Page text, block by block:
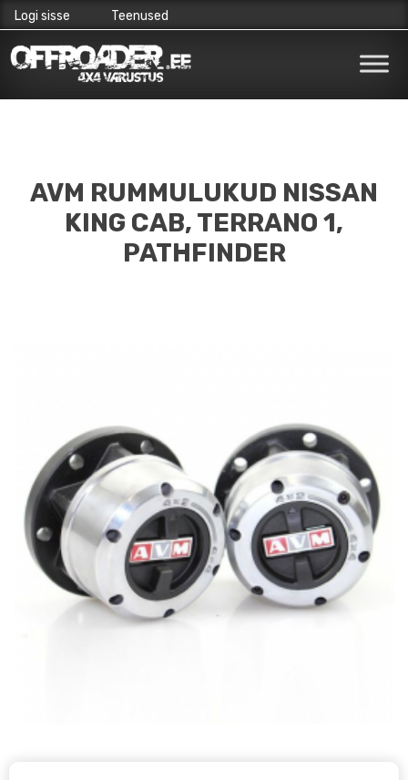
to
Logi sisse Teenused
AVM RUMMULUKUD NISSAN
KING CAB, TERRANO 1,
PATHFINDER